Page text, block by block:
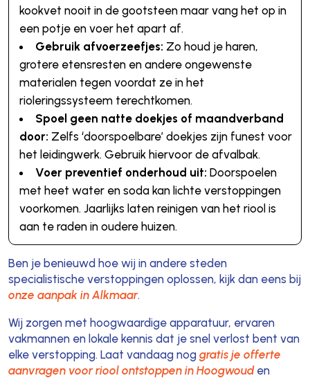
kookvet nooit in de gootsteen maar vang het op in
een potje en voer het apart af.
Gebruik afvoerzeefjes: Zo houd je haren,
grotere etensresten en andere ongewenste
materialen tegen voordat ze in het
rioleringssysteem terechtkomen.
Spoel geen natte doekjes of maandverband
door: Zelfs ‘doorspoelbare’ doekjes zijn funest voor
het leidingwerk. Gebruik hiervoor de afvalbak.
Voer preventief onderhoud uit: Doorspoelen
met heet water en soda kan lichte verstoppingen
voorkomen. Jaarlijks laten reinigen van het riool is
aan te raden in oudere huizen.
Ben je benieuwd hoe wij in andere steden
specialistische verstoppingen oplossen, kijk dan eens bij
onze aanpak in Alkmaar.
Wij zorgen met hoogwaardige apparatuur, ervaren
vakmannen en lokale kennis dat je snel verlost bent van
elke verstopping. Laat vandaag nog gratis je offerte
aanvragen voor riool ontstoppen in Hoogwouden